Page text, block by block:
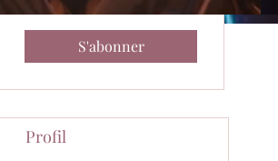
Abonné
S'abonner
Profil